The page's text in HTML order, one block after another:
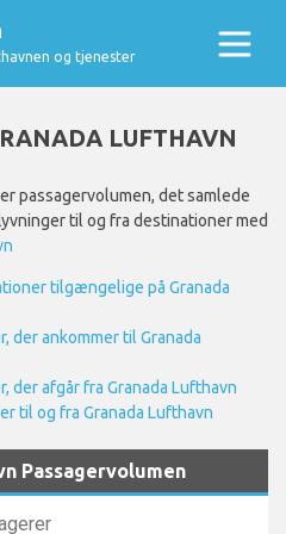
og tjenester
LUFTHAVN
passagervolumen, det samlede
til og fra destinationer med
tilgængelige på Granada
der ankommer til Granada
der afgår fra Granada Lufthavn
til og fra Granada Lufthavn
Passagervolumen